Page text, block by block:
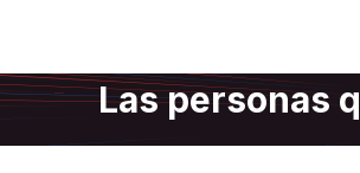
Las personas